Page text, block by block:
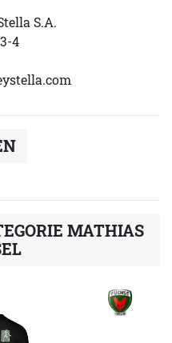
S.A.
4
MATHIAS